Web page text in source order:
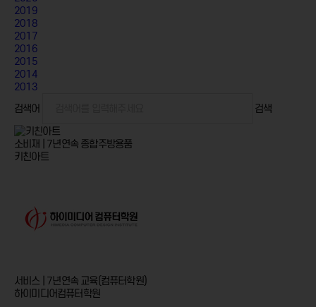
2019
2018
2017
2016
2015
2014
2013
검색어
검색
소비재 | 7년연속 종합주방용품
키친아트
서비스 | 7년연속 교육(컴퓨터학원)
하이미디어컴퓨터학원